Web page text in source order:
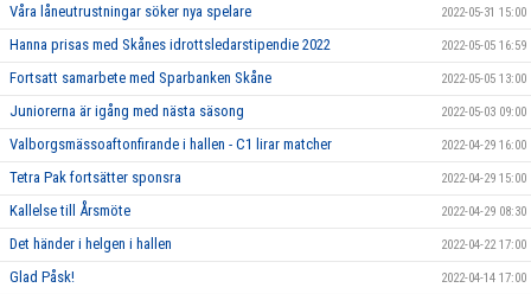
Våra låneutrustningar söker nya spelare 2022-05-31 15:00
Hanna prisas med Skånes idrottsledarstipendie 2022 2022-05-05 16:59
Fortsatt samarbete med Sparbanken Skåne 2022-05-05 13:00
Juniorerna är igång med nästa säsong 2022-05-03 09:00
Valborgsmässoaftonfirande i hallen - C1 lirar matcher 2022-04-29 16:00
Tetra Pak fortsätter sponsra 2022-04-29 15:00
Kallelse till Årsmöte 2022-04-29 08:30
Det händer i helgen i hallen 2022-04-22 17:00
Glad Påsk! 2022-04-14 17:00